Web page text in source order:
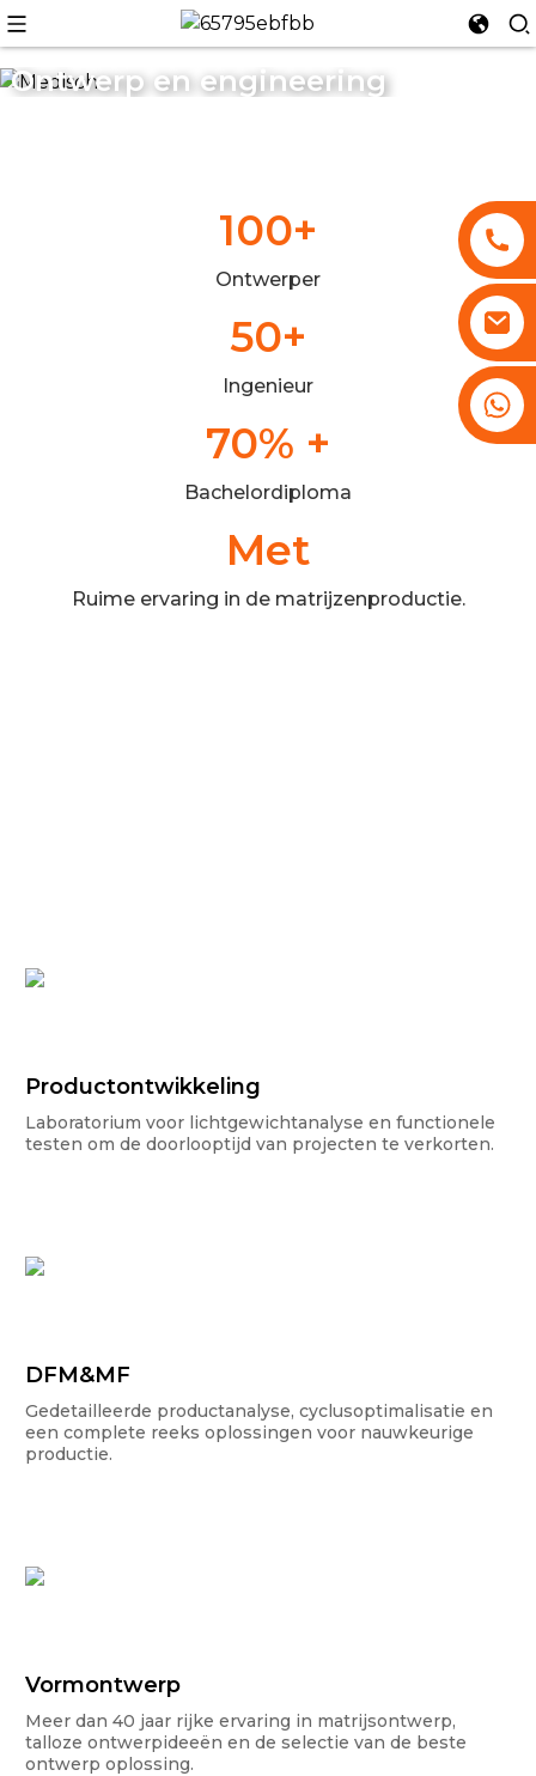
+86 13530645990
Ontwerp en engineering
100+
Ontwerper
50+
Ingenieur
70% +
Bachelordiploma
Met
Ruime ervaring in de matrijzenproductie.
Productontwikkeling
Laboratorium voor lichtgewichtanalyse en functionele
testen om de doorlooptijd van projecten te verkorten.
DFM&MF
Gedetailleerde productanalyse, cyclusoptimalisatie en
een complete reeks oplossingen voor nauwkeurige
productie.
Vormontwerp
Meer dan 40 jaar rijke ervaring in matrijsontwerp,
talloze ontwerpideeën en de selectie van de beste
ontwerp oplossing.